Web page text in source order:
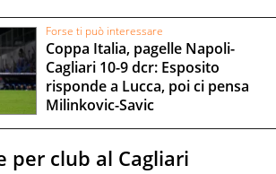
Forse ti può interessare
Coppa Italia, pagelle Napoli-
Cagliari 10-9 dcr: Esposito
risponde a Lucca, poi ci pensa
Milinkovic-Savic
per club al Cagliari